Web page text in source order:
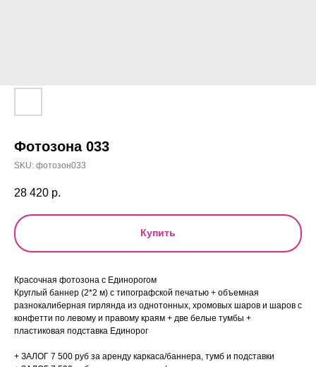
Фотозона 033
SKU: фотозон033
28 420 р.
Купить
Красочная фотозона с Единорогом
Круглый баннер (2*2 м) с типографской печатью + объемная
разнокалиберная гирлянда из однотонных, хромовых шаров и шаров с
конфетти по левому и правому краям + две белые тумбы +
пластиковая подставка Единорог
+ ЗАЛОГ 7 500 руб за аренду каркаса/баннера, тумб и подставки